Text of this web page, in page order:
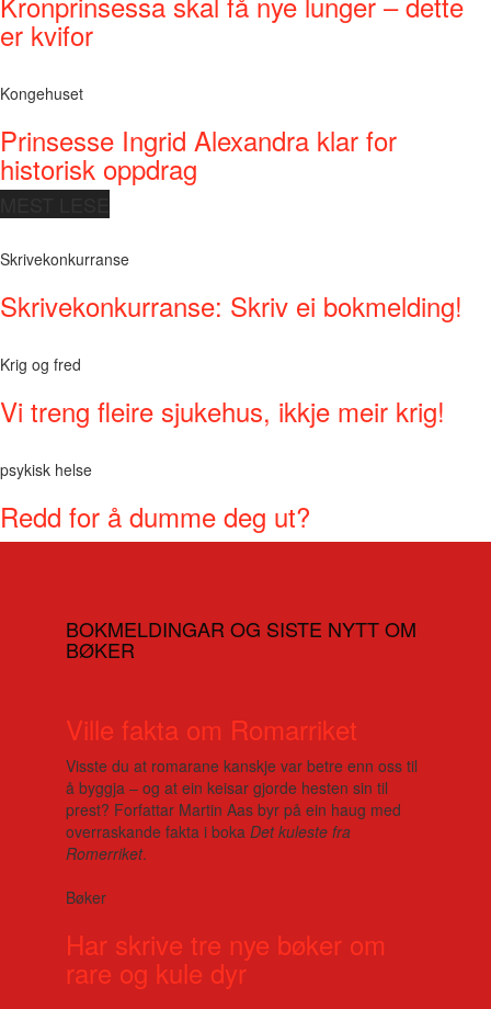
er kvifor
Kongehuset
Prinsesse Ingrid Alexandra klar for
historisk oppdrag
Skrivekonkurranse
Skrivekonkurranse: Skriv ei bokmelding!
Krig og fred
Vi treng fleire sjukehus, ikkje meir krig!
psykisk helse
Redd for å dumme deg ut?
BOKMELDINGAR OG SISTE NYTT OM
BØKER
Ville fakta om Romarriket
Visste du at romarane kanskje var betre enn oss til
å byggja – og at ein keisar gjorde hesten sin til
prest? Forfattar Martin Aas byr på ein haug med
overraskande fakta i boka Det kuleste fra
Romerriket.
Bøker
Har skrive tre nye bøker om
rare og kule dyr